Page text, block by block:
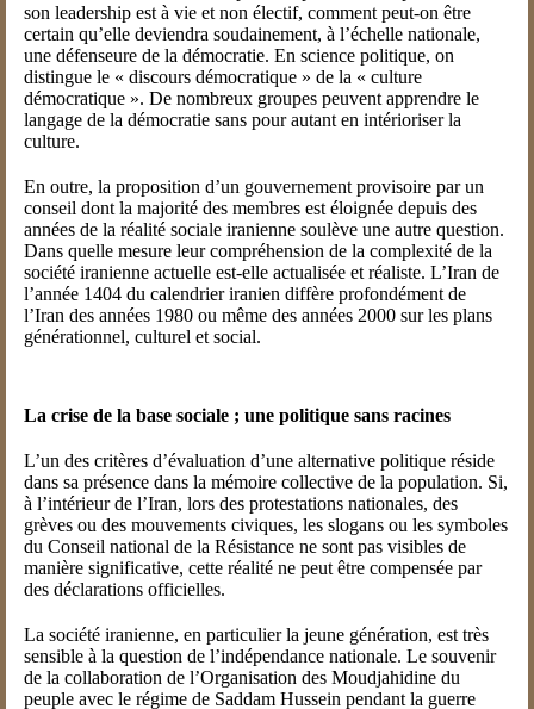
son leadership est à vie et non électif, comment peut-on être
certain qu’elle deviendra soudainement, à l’échelle nationale,
une défenseure de la démocratie. En science politique, on
distingue le « discours démocratique » de la « culture
démocratique ». De nombreux groupes peuvent apprendre le
langage de la démocratie sans pour autant en intérioriser la
culture.
En outre, la proposition d’un gouvernement provisoire par un
conseil dont la majorité des membres est éloignée depuis des
années de la réalité sociale iranienne soulève une autre question.
Dans quelle mesure leur compréhension de la complexité de la
société iranienne actuelle est-elle actualisée et réaliste. L’Iran de
l’année 1404 du calendrier iranien diffère profondément de
l’Iran des années 1980 ou même des années 2000 sur les plans
générationnel, culturel et social.
La crise de la base sociale ; une politique sans racines
L’un des critères d’évaluation d’une alternative politique réside
dans sa présence dans la mémoire collective de la population. Si,
à l’intérieur de l’Iran, lors des protestations nationales, des
grèves ou des mouvements civiques, les slogans ou les symboles
du Conseil national de la Résistance ne sont pas visibles de
manière significative, cette réalité ne peut être compensée par
des déclarations officielles.
La société iranienne, en particulier la jeune génération, est très
sensible à la question de l’indépendance nationale. Le souvenir
de la collaboration de l’Organisation des Moudjahidine du
peuple avec le régime de Saddam Hussein pendant la guerre